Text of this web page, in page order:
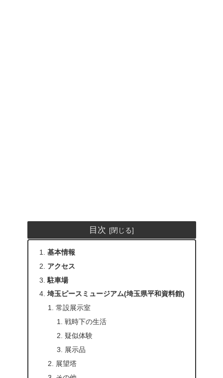
目次
基本情報
アクセス
駐車場
埼玉ピースミュージアム(埼玉県平和資料館)
常設展示室
戦時下の生活
疑似体験
展示品
展望塔